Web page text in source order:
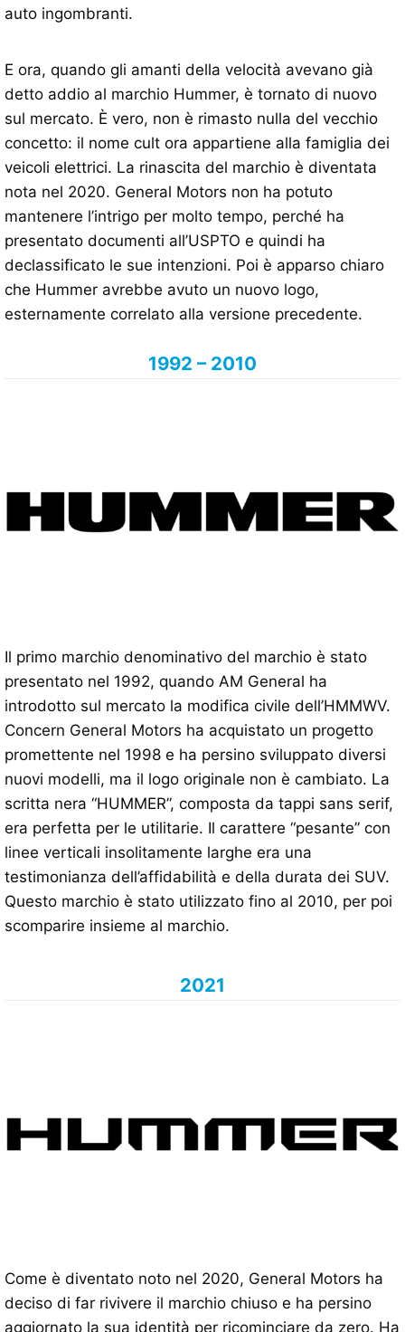
auto ingombranti.
E ora, quando gli amanti della velocità avevano già
detto addio al marchio Hummer, è tornato di nuovo
sul mercato. È vero, non è rimasto nulla del vecchio
concetto: il nome cult ora appartiene alla famiglia dei
veicoli elettrici. La rinascita del marchio è diventata
nota nel 2020. General Motors non ha potuto
mantenere l’intrigo per molto tempo, perché ha
presentato documenti all’USPTO e quindi ha
declassificato le sue intenzioni. Poi è apparso chiaro
che Hummer avrebbe avuto un nuovo logo,
esternamente correlato alla versione precedente.
1992 – 2010
Il primo marchio denominativo del marchio è stato
presentato nel 1992, quando AM General ha
introdotto sul mercato la modifica civile dell’HMMWV.
Concern General Motors ha acquistato un progetto
promettente nel 1998 e ha persino sviluppato diversi
nuovi modelli, ma il logo originale non è cambiato. La
scritta nera “HUMMER”, composta da tappi sans serif,
era perfetta per le utilitarie. Il carattere “pesante” con
linee verticali insolitamente larghe era una
testimonianza dell’affidabilità e della durata dei SUV.
Questo marchio è stato utilizzato fino al 2010, per poi
scomparire insieme al marchio.
2021
Come è diventato noto nel 2020, General Motors ha
deciso di far rivivere il marchio chiuso e ha persino
aggiornato la sua identità per ricominciare da zero. Ha